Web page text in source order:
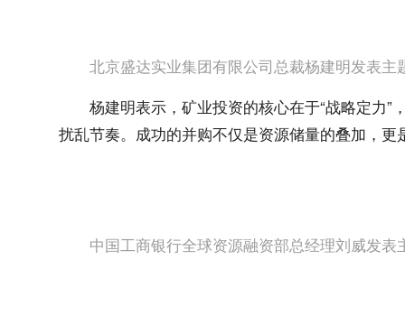
北京盛达实业集团有限公司总裁杨建明发表主
杨建明表示，矿业投资的核心在于“战略定力
扰乱节奏。成功的并购不仅是资源储量的叠加，
中国工商银行全球资源融资部总经理刘威发表